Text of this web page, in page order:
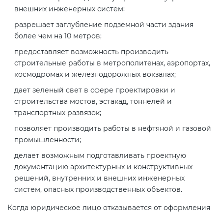
внешних инженерных систем;
разрешает заглубление подземной части здания
более чем на 10 метров;
предоставляет возможность производить
строительные работы в метрополитенах, аэропортах,
космодромах и железнодорожных вокзалах;
дает зеленый свет в сфере проектировки и
строительства мостов, эстакад, тоннелей и
транспортных развязок;
позволяет производить работы в нефтяной и газовой
промышленности;
делает возможным подготавливать проектную
документацию архитектурных и конструктивных
решений, внутренних и внешних инженерных
систем, опасных производственных объектов.
Когда юридическое лицо отказывается от оформления